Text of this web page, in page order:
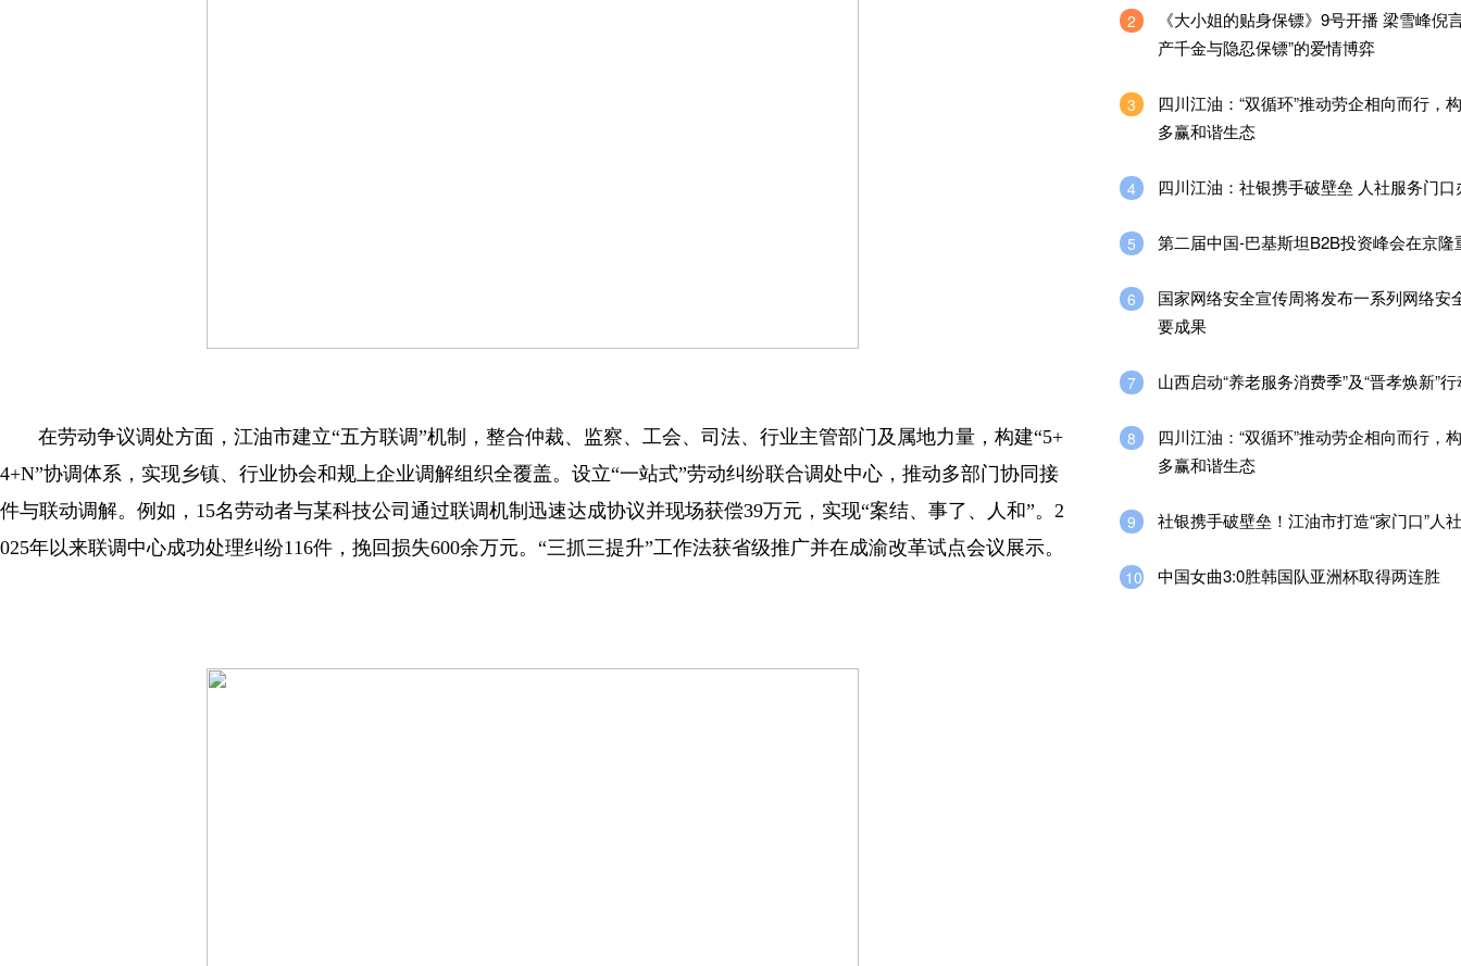
在劳动争议调处方面，江油市建立“五方联调”机制，整合仲裁、监察、工会、司法、行业主管部门及属地力量，构建“5+
4+N”协调体系，实现乡镇、行业协会和规上企业调解组织全覆盖。设立“一站式”劳动纠纷联合调处中心，推动多部门协同接
件与联动调解。例如，15名劳动者与某科技公司通过联调机制迅速达成协议并现场获偿39万元，实现“案结、事了、人和”。2
025年以来联调中心成功处理纠纷116件，挽回损失600余万元。“三抓三提升”工作法获省级推广并在成渝改革试点会议展示。
2
《大小姐的贴身保镖》9号开播 梁雪峰倪
产千金与隐忍保镖”的爱情博弈
3
四川江油：“双循环”推动劳企相向而行，
多赢和谐生态
4 四川江油：社银携手破壁垒 人社服务门口
5 第二届中国-巴基斯坦B2B投资峰会在京隆
6
国家网络安全宣传周将发布一系列网络安
要成果
7 山西启动“养老服务消费季”及“晋孝焕新”
8
四川江油：“双循环”推动劳企相向而行，
多赢和谐生态
9 社银携手破壁垒！江油市打造“家门口”人
10 中国女曲3:0胜韩国队亚洲杯取得两连胜